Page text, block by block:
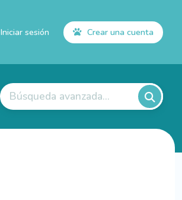
Iniciar sesión Crear una cuenta
Búsqueda avanzada...